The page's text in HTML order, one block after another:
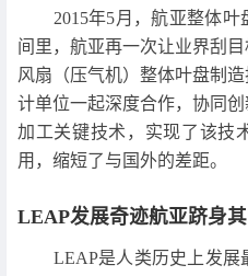
2015年5月，航亚整体叶
间里，航亚再一次让业界刮
风扇（压气机）整体叶盘制
计单位一起深度合作，协同
加工关键技术，实现了该技
用，缩短了与国外的差距。
LEAP发展奇迹航亚跻身
LEAP是人类历史上发展